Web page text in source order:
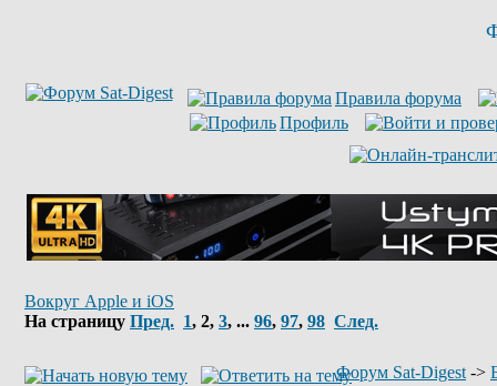
Правила форума
Профиль
Вокруг Apple и iOS
На страницу Пред. 1, 2, 3, ... 96, 97, 98 След.
Форум Sat-Digest ->